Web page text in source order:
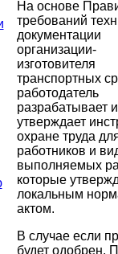
На основе
требований
документации
организации-
изготовителя
транспортных
работодатель
разрабатывает и
утверждает
охране труда
работников и
выполняемых
которые
локальным
актом.
В случае если
будет одобрен,